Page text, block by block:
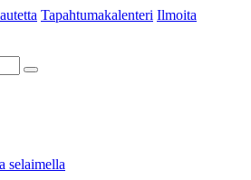
Tapahtumakalenteri Ilmoita
selaimella